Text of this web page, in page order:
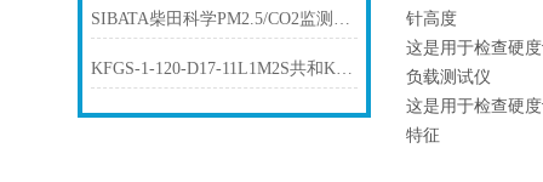
SIBATA柴田科学PM2.5/CO2监测仪“Chicco-iino” PCX-1
KFGS-1-120-D17-11L1M2S共和KYOWA应变片通用箔应变计
针高度
这是用于检查硬
负载测试仪
这是用于检查硬
特征